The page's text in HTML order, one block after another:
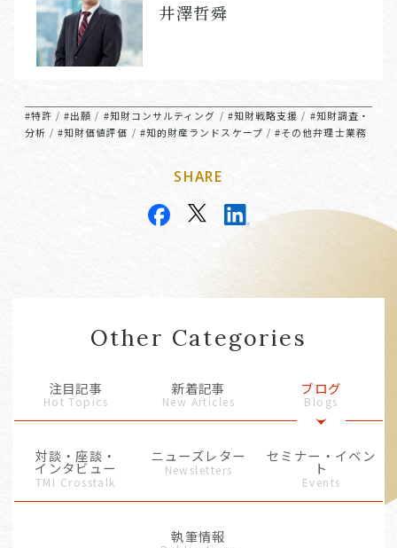
井澤哲舜
#特許 /#出願 / #知財コンサルティング / #知財戦略支援 / #知財調査・
分析 / #知財価値評価 / #知的財産ランドスケープ /#その他弁理士業務
SHARE
Other Categories
注目記事
Hot Topics
新着記事
New Articles
ブログ
Blogs
対談・座談・
インタビュー
TMI Crosstalk
ニューズレター
Newsletters
セミナー・イベン
ト
Events
執筆情報